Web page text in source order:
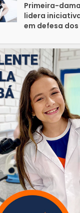
Primeira-dama
lidera
em defesa dos